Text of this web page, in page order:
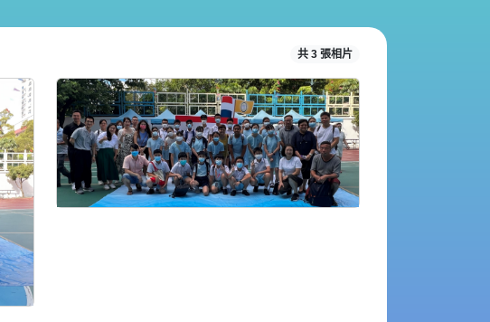
共 3 張相片